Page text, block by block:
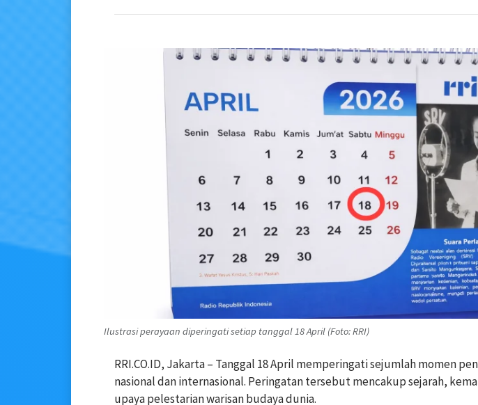
Ilustrasi perayaan diperingati setiap tanggal 18 April (Foto: RRI)
RRI.CO.ID, Jakarta – Tanggal 18 April memperingati sejumlah momen
nasional dan internasional. Peringatan tersebut mencakup sejarah,
upaya pelestarian warisan budaya dunia.